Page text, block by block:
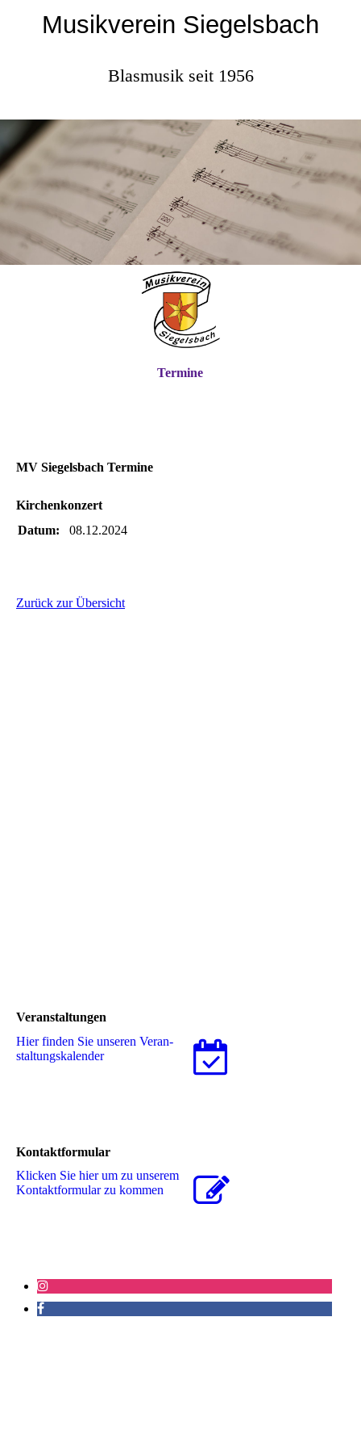
Musikverein Siegelsbach
Blasmusik seit 1956
Termine
MV Siegelsbach Termine
Kirchenkonzert
Datum:
08.12.2024
Zurück zur Übersicht
Veranstaltungen
Hier finden Sie unseren Ver­an­
stal­tungs­ka­len­der
Kontaktformular
Klicken Sie hier um zu unserem
Kon­takt­for­mu­lar zu kommen